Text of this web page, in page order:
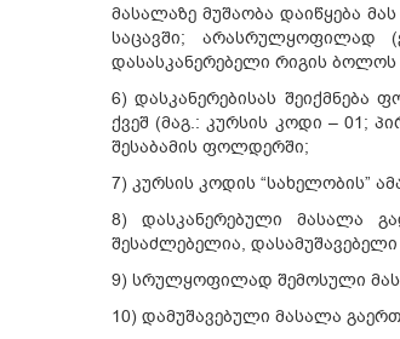
მასალაზე მუშაობა დაიწყება
საცავში; არასრულყოფილად
დასასკანერებელი რიგის
6) დასკანერებისას
ქვეშ (მაგ.: კურსის კოდი – 01;
შესაბამის ფოლდერში;
7) კურსის კოდის “სახელობის”
8) დასკანერებული მასალა
შესაძლებელია,
9) სრულყოფილად შემოსული
10) დამუშავებული მასალა